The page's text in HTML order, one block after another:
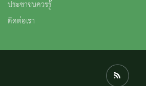
ประชาชนควรรู้
ติดต่อเรา